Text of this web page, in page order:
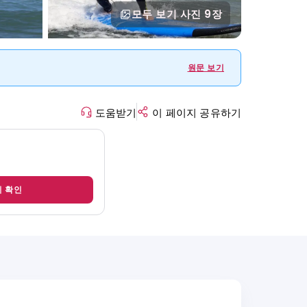
모두 보기 사진 9장
원문 보기
도움받기 이 페이지 공유하기
확인